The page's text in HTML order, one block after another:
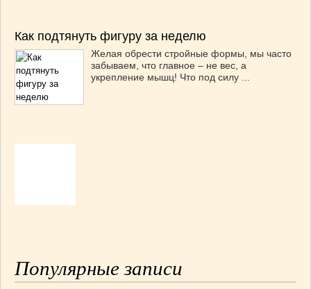
Как подтянуть фигуру за неделю
Желая обрести стройные формы, мы часто
забываем, что главное – не вес, а
укрепление мышц! Что под силу ...
Популярные записи